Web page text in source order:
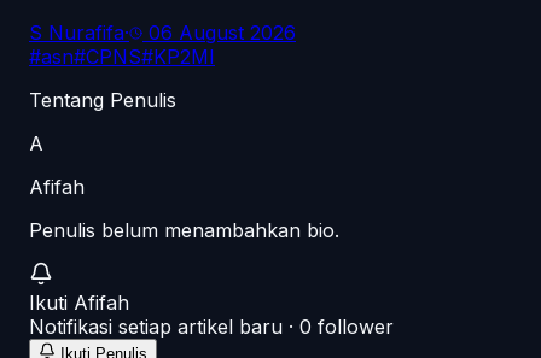
S Nurafifa·
06 August 2026
#asn#CPNS#KP2MI
Tentang Penulis
A
Afifah
Penulis belum menambahkan bio.
Ikuti Afifah
Notifikasi setiap artikel baru · 0 follower
Ikuti Penulis